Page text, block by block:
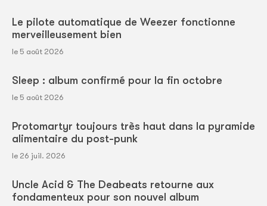
Le pilote automatique de Weezer fonctionne
merveilleusement bien
le 5 août 2026
Sleep : album confirmé pour la fin octobre
le 5 août 2026
Protomartyr toujours très haut dans la pyramide
alimentaire du post-punk
le 26 juil. 2026
Uncle Acid & The Deabeats retourne aux
fondamenteux pour son nouvel album